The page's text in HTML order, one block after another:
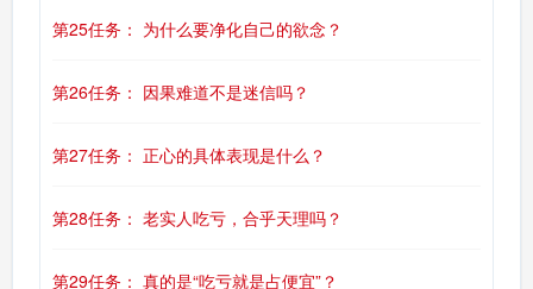
第25任务： 为什么要净化自己的欲念？
第26任务： 因果难道不是迷信吗？
第27任务： 正心的具体表现是什么？
第28任务： 老实人吃亏，合乎天理吗？
第29任务： 真的是“吃亏就是占便宜”？